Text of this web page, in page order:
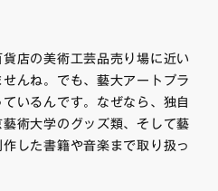
店の美術工芸品売り場に近い
んね。でも、藝大アートプラ
いるんです。なぜなら、独自
術大学のグッズ類、そして藝
した書籍や音楽まで取り扱っ